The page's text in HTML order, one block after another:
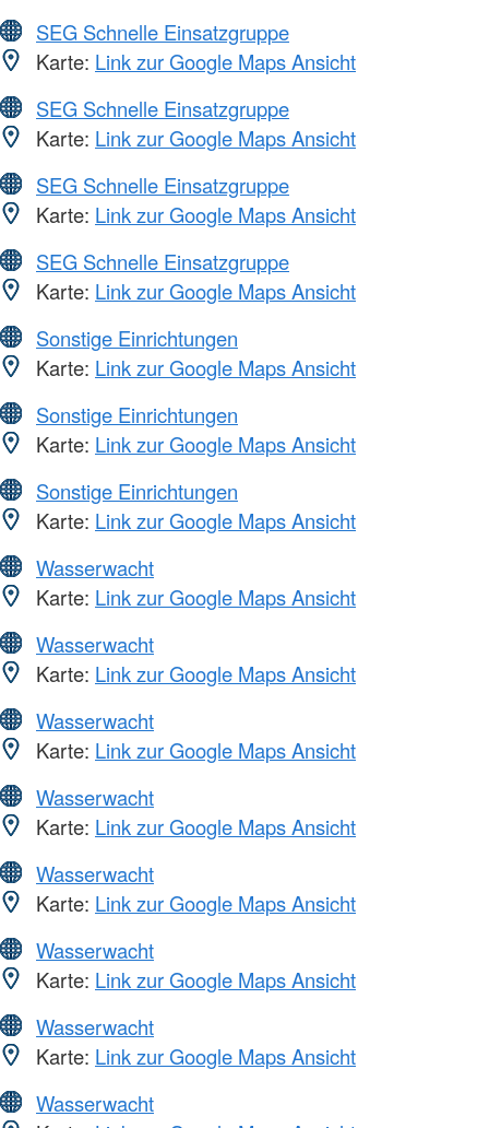
SEG Schnelle Einsatzgruppe
Karte: Link zur Google Maps Ansicht
SEG Schnelle Einsatzgruppe
Karte: Link zur Google Maps Ansicht
SEG Schnelle Einsatzgruppe
Karte: Link zur Google Maps Ansicht
SEG Schnelle Einsatzgruppe
Karte: Link zur Google Maps Ansicht
Sonstige Einrichtungen
Karte: Link zur Google Maps Ansicht
Sonstige Einrichtungen
Karte: Link zur Google Maps Ansicht
Sonstige Einrichtungen
Karte: Link zur Google Maps Ansicht
Wasserwacht
Karte: Link zur Google Maps Ansicht
Wasserwacht
Karte: Link zur Google Maps Ansicht
Wasserwacht
Karte: Link zur Google Maps Ansicht
Wasserwacht
Karte: Link zur Google Maps Ansicht
Wasserwacht
Karte: Link zur Google Maps Ansicht
Wasserwacht
Karte: Link zur Google Maps Ansicht
Wasserwacht
Karte: Link zur Google Maps Ansicht
Wasserwacht